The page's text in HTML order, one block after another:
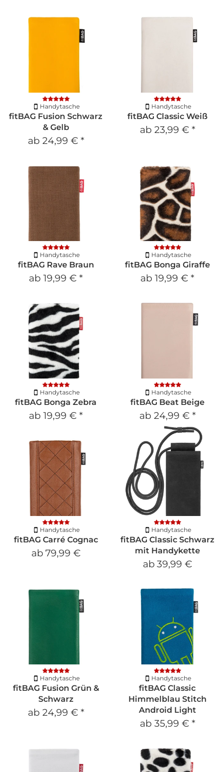
Handytasche
fitBAG Fusion Schwarz
& Gelb
ab 24,99 € *
Handytasche
fitBAG Classic Weiß
ab 23,99 € *
Handytasche
fitBAG Rave Braun
ab 19,99 € *
Handytasche
fitBAG Bonga Giraffe
ab 19,99 € *
Handytasche
fitBAG Bonga Zebra
ab 19,99 € *
Handytasche
fitBAG Beat Beige
ab 24,99 € *
Handytasche
fitBAG Carré Cognac
ab 79,99 €
Handytasche
fitBAG Classic Schwarz
mit Handykette
ab 39,99 €
Handytasche
fitBAG Fusion Grün &
Schwarz
ab 24,99 € *
Handytasche
fitBAG Classic
Himmelblau Stitch
Android Light
ab 35,99 € *